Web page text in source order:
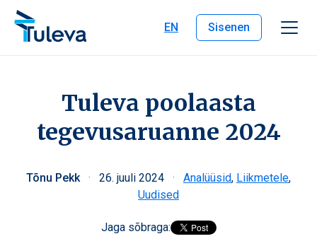
Liigu edasi sisu juurde
EN
Sisenen
Tuleva poolaasta
tegevusaruanne 2024
Tõnu Pekk · 26. juuli 2024 · Analüüsid, Liikmetele,
Uudised
Jaga sõbraga: